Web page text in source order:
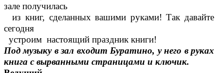
зале получилась
из книг, сделанных вашими руками! Так давайте
сегодня
устроим настоящий праздник книги!
Под музыку в зал входит Буратино, у него в руках
книга с вырванными страницами и ключик.